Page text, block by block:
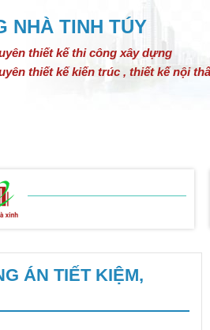
NHÀ TINH TÚY
thiết kế thi công xây dựng
thiết kế kiến trúc , thiết kế nội
ÁN TIẾT KIỆM,